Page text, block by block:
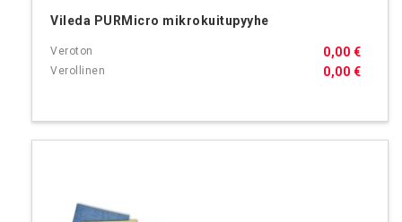
Vileda PURMicro mikrokuitupyyhe
0,00 €
0,00 €